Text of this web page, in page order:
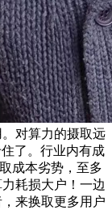
对算力的摄取远
了。行业内有成
成本劣势，至多
耗损大户！一边
来换取更多用户